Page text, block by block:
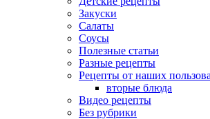
Закуски
Салаты
Соусы
Полезные статьи
Разные рецепты
Рецепты от наших
вторые блюда
Видео рецепты
Без рубрики